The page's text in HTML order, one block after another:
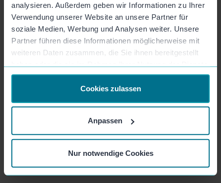
analysieren. Außerdem geben wir Informationen zu Ihrer
Verwendung unserer Website an unsere Partner für
soziale Medien, Werbung und Analysen weiter. Unsere
Partner führen diese Informationen möglicherweise mit
weiteren Daten zusammen, die Sie ihnen bereitgestellt
haben oder die sie im Rahmen Ihrer Nutzung der Dienste
gesammelt haben.
Cookies zulassen
Anpassen
Nur notwendige Cookies
You are already using a smartphone? Then
you can simply click this link:
https://open.mozaik-app.com/download